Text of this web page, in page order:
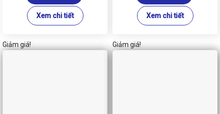
Xem chi tiết Xem chi tiết
Giảm giá! Giảm giá!